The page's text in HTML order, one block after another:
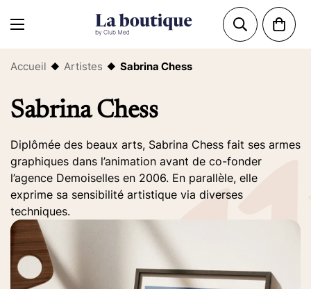
Accueil ◆ Artistes ◆ Sabrina Chess
Sabrina Chess
Diplômée des beaux arts, Sabrina Chess fait ses armes
graphiques dans l’animation avant de co-fonder
l’agence Demoiselles en 2006. En parallèle, elle
exprime sa sensibilité artistique via diverses
techniques.